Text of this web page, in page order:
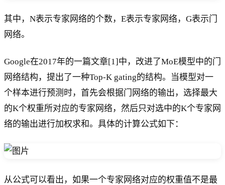
其中，N表示专家网络的个数，E表示专家网络，G表示门
网络。
Google在2017年的一篇文章[1]中，改进了MoE模型中的门
网络结构，提出了一种Top-K gating的结构。当模型对一
个样本进行预测时，首先会根据门网络的输出，选择最大
的K个权重所对应的专家网络，然后只对选中的K个专家网
络的输出进行加权求和。具体的计算公式如下：
从公式可以看出，如果一个专家网络对应的权重值不是最